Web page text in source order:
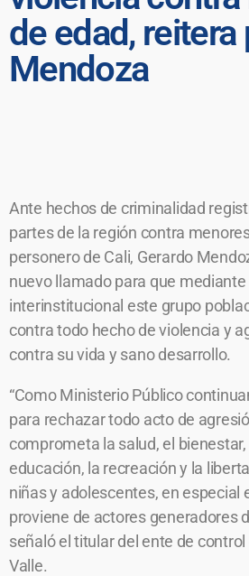
de edad,
Mendoza
Ante hechos de criminalidad
partes de la región contra
personero de Cali, Gerardo
nuevo llamado para que
interinstitucional este grupo
contra todo hecho de violencia y
contra su vida y sano desarrollo.
“Como Ministerio Público
para rechazar todo acto de
comprometa la salud, el
educación, la recreación y la
niñas y adolescentes, en especial
proviene de actores generadores
señaló el titular del ente de
Valle.